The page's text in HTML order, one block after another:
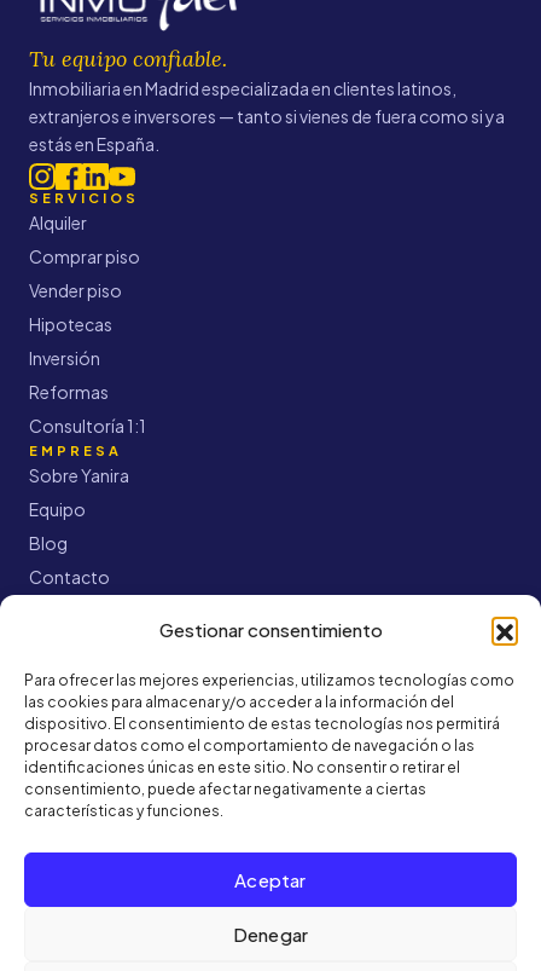
Gestionar consentimiento
Para ofrecer las mejores experiencias, utilizamos tecnologías como
las cookies para almacenar y/o acceder a la información del
dispositivo. El consentimiento de estas tecnologías nos permitirá
procesar datos como el comportamiento de navegación o las
identificaciones únicas en este sitio. No consentir o retirar el
consentimiento, puede afectar negativamente a ciertas
características y funciones.
Aceptar
Denegar
Tu equipo confiable.
Inmobiliaria en Madrid especializada en clientes latinos,
extranjeros e inversores — tanto si vienes de fuera como si ya
estás en España.
SERVICIOS
Alquiler
Comprar piso
Vender piso
Hipotecas
Inversión
Reformas
Consultoría 1:1
EMPRESA
Sobre Yanira
Equipo
Blog
Contacto
hola@inmoyael.com
Calle de Antonio López 61, CP 28019, Madrid